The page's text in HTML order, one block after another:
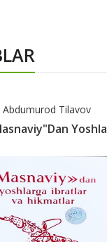
Abdumurod Tilavov
Yoshla